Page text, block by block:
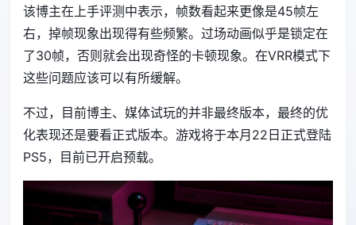
该博主在上手评测中表示，帧数看起来更像是45帧左
右，掉帧现象出现得有些频繁。过场动画似乎是锁定在
了30帧，否则就会出现奇怪的卡顿现象。在VRR模式下
这些问题应该可以有所缓解。
不过，目前博主、媒体试玩的并非最终版本，最终的优
化表现还是要看正式版本。游戏将于本月22日正式登陆
PS5，目前已开启预载。